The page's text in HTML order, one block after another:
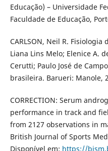
Educação) – Universidade
Faculdade de Educação,
CARLSON, Neil R.
Liana Lins Melo; Elenice A.
Cerutti; Paulo José de
brasileira. Barueri: Manole,
CORRECTION: Serum
performance in track and
from 2127 observations in
British Journal of Sports
Disponível em: https://